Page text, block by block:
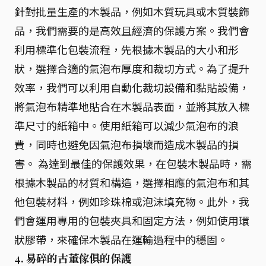
針對批量生產的木製品，例如木質玩具或木質裝飾
品，我們需要的是高效且經濟的保護方案。我們會
利用標準化包裝流程，先根據木製品的大小和形
狀，選擇合適的氣泡布厚度和裁切方式。為了提升
效率，我們可以利用自動化裁切設備和黏貼設備，
將氣泡布精準地貼合在木製品表面，並將其放入標
準尺寸的紙箱中。使用紙箱可以減少氣泡布的浪
費，同時也避免因氣泡布損壞而造成木製品的損
害。 為達到最佳的保護效果，在包裝木製品時，需
根據木製品的材質和構造，選擇相應的氣泡布和其
他包裝材料，例如珍珠棉或泡沫填充物。此外，我
們會運用專用的包裝夾具和固定方法，例如使用環
狀膠帶，來確保木製品在運輸過程中的穩固。
4. 易碎的古董傢俱的保護